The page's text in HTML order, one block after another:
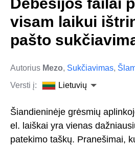
visam laikui
pašto
Autorius Mezo, Sukčiavimas,
Versti į:
Lietuvių
Šiandieninėje grėsmių
el. laiškai yra vienas
patekimo taškų. Pranešimai,